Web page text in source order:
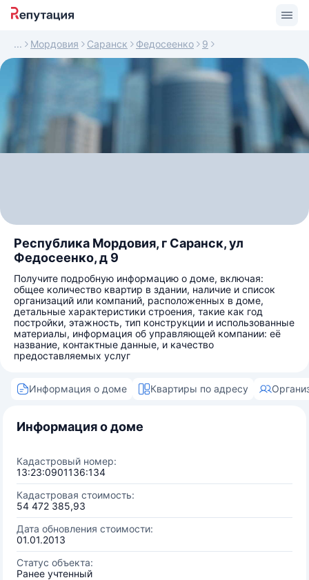
Мордовия Саранск Федосеенко 9
Республика Мордовия, г Саранск, ул
Федосеенко, д 9
Получите подробную информацию о доме, включая:
общее количество квартир в здании, наличие и список
организаций или компаний, расположенных в доме,
детальные характеристики строения, такие как год
постройки, этажность, тип конструкции и использованные
материалы, информация об управляющей компании: её
название, контактные данные, и качество
предоставляемых услуг
Информация о доме Квартиры по адресу
Информация о доме
Кадастровый номер:
13:23:0901136:134
Кадастровая стоимость:
54 472 385,93
Дата обновления стоимости:
01.01.2013
Статус объекта:
Ранее учтенный